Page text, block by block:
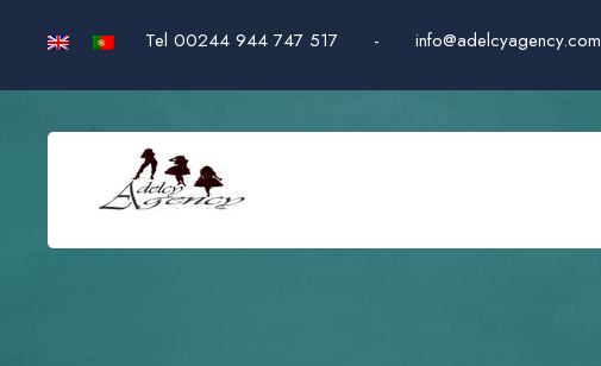
Tel 00244 944 747 517 - info@adelcyagency.com